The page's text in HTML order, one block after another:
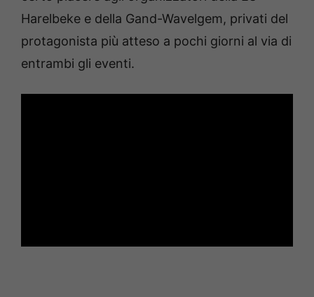
Harelbeke e della Gand-Wavelgem, privati del
protagonista più atteso a pochi giorni al via di
entrambi gli eventi.